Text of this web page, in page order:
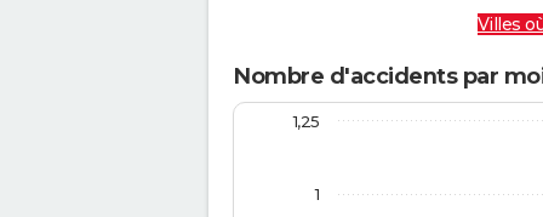
Villes
Nombre d'accidents par
1
1,25